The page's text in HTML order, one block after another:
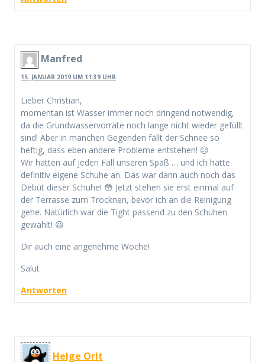
Manfred
15. JANUAR 2019 UM 11:39 UHR
Lieber Christian,
momentan ist Wasser immer noch dringend notwendig,
da die Grundwasservorräte noch lange nicht wieder gefüllt
sind! Aber in manchen Gegenden fällt der Schnee so
heftig, dass eben andere Probleme entstehen! 😥
Wir hatten auf jeden Fall unseren Spaß … und ich hatte
definitiv eigene Schuhe an. Das war dann auch noch das
Debüt dieser Schuhe! 😳 Jetzt stehen sie erst einmal auf
der Terrasse zum Trocknen, bevor ich an die Reinigung
gehe. Natürlich war die Tight passend zu den Schuhen
gewählt! 😆
Dir auch eine angenehme Woche!
Salut
Antworten
Helge Orlt